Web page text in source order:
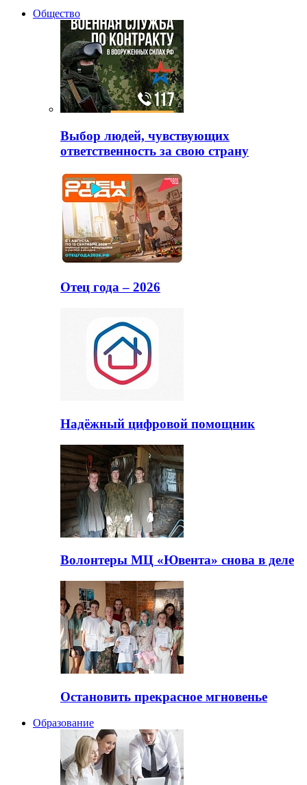
Общество
Выбор людей, чувствующих
ответственность за свою страну
Отец года – 2026
Надёжный цифровой помощник
Волонтеры МЦ «Ювента» снова в деле
Остановить прекрасное мгновенье
Образование